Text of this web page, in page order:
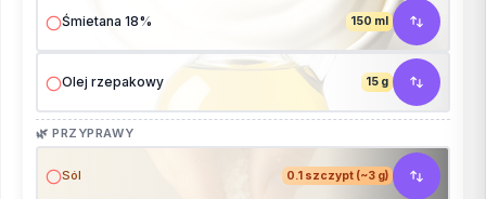
Śmietana 18% 150 ml
Olej rzepakowy 15 g
🌿 PRZYPRAWY
Sól 0.1 szczypt (~3 g)